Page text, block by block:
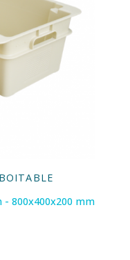
800x400x200 mm